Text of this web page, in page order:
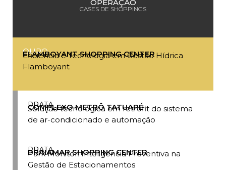
OPERAÇÃO
CASES DE SHOPPINGS
OURO
FLAMBOYANT SHOPPING CENTER
Eficiência e Tecnologia em Gestão Hídrica
Flamboyant
PRATA
COMPLEXO METRÔ TATUAPÉ
Solução tecnológica em retrofit do sistema
de ar-condicionado e automação
PRATA
PRAIAMAR SHOPPING CENTER
Park Monitor: Inteligência Preventiva na
Gestão de Estacionamentos